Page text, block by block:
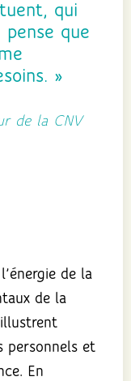
qui
que
»
de la CNV
de la
de la
personnels et
En